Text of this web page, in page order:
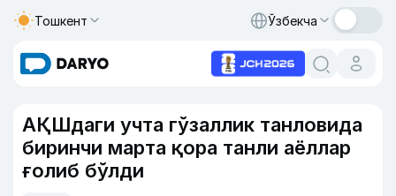
Тошкент Ўзбекча
АҚШдаги учта гўзаллик танловида
биринчи марта қора танли аёллар
ғолиб бўлди